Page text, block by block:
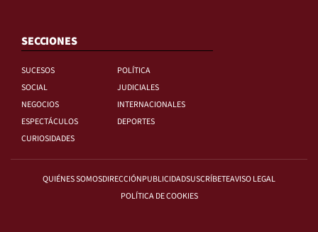
SECCIONES
SUCESOS
POLÍTICA
SOCIAL
JUDICIALES
NEGOCIOS
INTERNACIONALES
ESPECTÁCULOS
DEPORTES
CURIOSIDADES
QUIÉNES SOMOSDIRECCIÓNPUBLICIDADSUSCRÍBETEAVISO LEGAL
POLÍTICA DE COOKIES